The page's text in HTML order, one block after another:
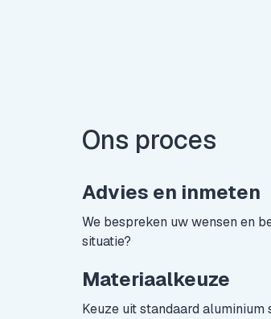
Ons proces
Advies en inmeten
We bespreken uw wensen en
situatie?
Materiaalkeuze
Keuze uit standaard